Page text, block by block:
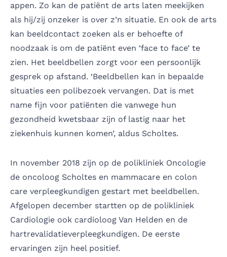
appen. Zo kan de patiënt de arts laten meekijken
als hij/zij onzeker is over z’n situatie. En ook de arts
kan beeldcontact zoeken als er behoefte of
noodzaak is om de patiënt even ‘face to face’ te
zien. Het beeldbellen zorgt voor een persoonlijk
gesprek op afstand. ‘Beeldbellen kan in bepaalde
situaties een polibezoek vervangen. Dat is met
name fijn voor patiënten die vanwege hun
gezondheid kwetsbaar zijn of lastig naar het
ziekenhuis kunnen komen’, aldus Scholtes.
In november 2018 zijn op de polikliniek Oncologie
de oncoloog Scholtes en mammacare en colon
care verpleegkundigen gestart met beeldbellen.
Afgelopen december startten op de polikliniek
Cardiologie ook cardioloog Van Helden en de
hartrevalidatieverpleegkundigen. De eerste
ervaringen zijn heel positief.